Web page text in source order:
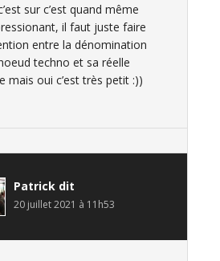
sur c’est quand même
il faut juste faire
entre la dénomination
techno et sa réelle
mais oui c’est très petit :))
Patrick dit
20 juillet 2021 à 11h53